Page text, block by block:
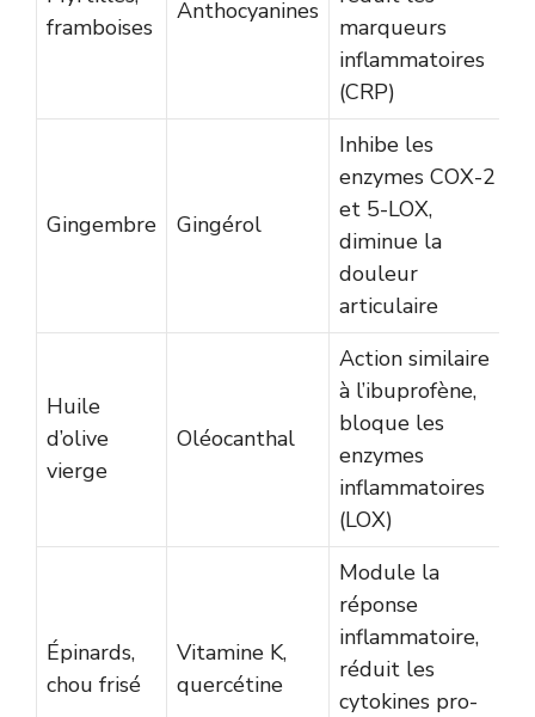
framboises
Anthocyanines
marqueurs
inflammatoires
(CRP)
Gingembre Gingérol
Inhibe les
enzymes COX-2
et 5-LOX,
diminue la
douleur
articulaire
Huile
d’olive
vierge
Oléocanthal
Action similaire
à l’ibuprofène,
bloque les
enzymes
inflammatoires
(LOX)
Épinards,
chou frisé
Vitamine K,
quercétine
Module la
réponse
inflammatoire,
réduit les
cytokines pro-